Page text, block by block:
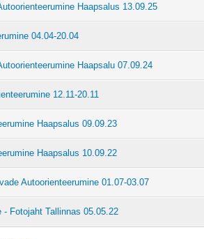
Haapsalus 13.09.25
04.04-20.04
Haapsalu 07.09.24
12.11-20.11
Haapsalus 09.09.23
Haapsalus 10.09.22
Autoorienteerumine 01.07-03.07
- Fotojaht Tallinnas 05.05.22